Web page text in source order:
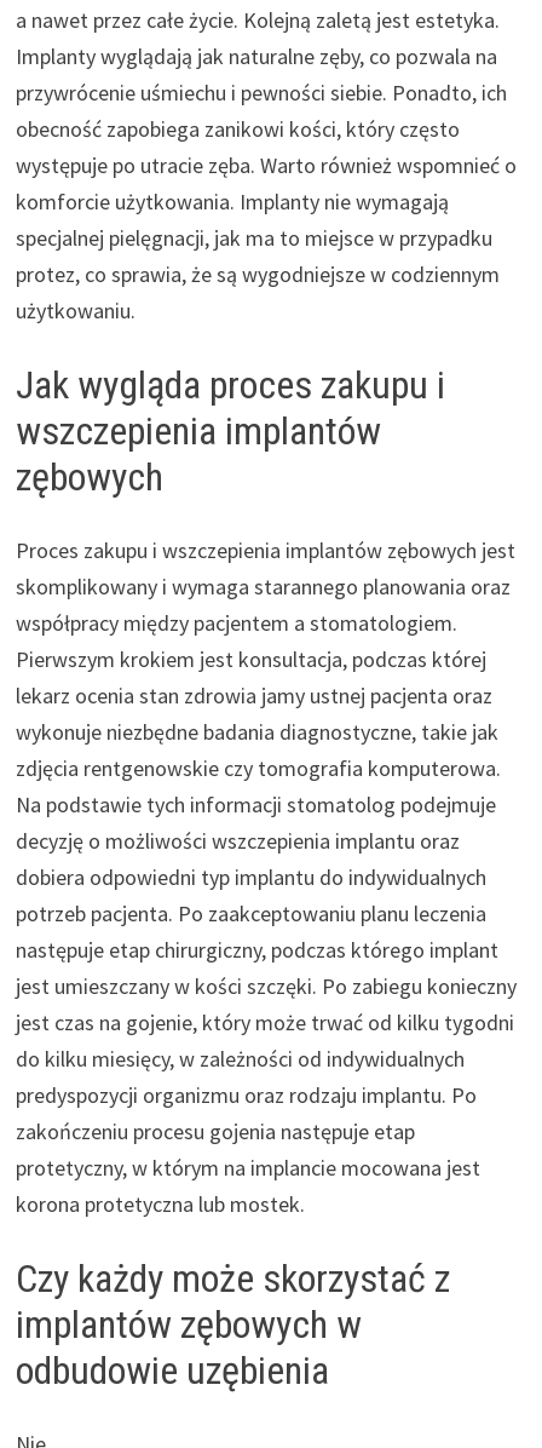
a nawet przez całe życie. Kolejną zaletą jest estetyka.
Implanty wyglądają jak naturalne zęby, co pozwala na
przywrócenie uśmiechu i pewności siebie. Ponadto, ich
obecność zapobiega zanikowi kości, który często
występuje po utracie zęba. Warto również wspomnieć o
komforcie użytkowania. Implanty nie wymagają
specjalnej pielęgnacji, jak ma to miejsce w przypadku
protez, co sprawia, że są wygodniejsze w codziennym
użytkowaniu.
Jak wygląda proces zakupu i
wszczepienia implantów
zębowych
Proces zakupu i wszczepienia implantów zębowych jest
skomplikowany i wymaga starannego planowania oraz
współpracy między pacjentem a stomatologiem.
Pierwszym krokiem jest konsultacja, podczas której
lekarz ocenia stan zdrowia jamy ustnej pacjenta oraz
wykonuje niezbędne badania diagnostyczne, takie jak
zdjęcia rentgenowskie czy tomografia komputerowa.
Na podstawie tych informacji stomatolog podejmuje
decyzję o możliwości wszczepienia implantu oraz
dobiera odpowiedni typ implantu do indywidualnych
potrzeb pacjenta. Po zaakceptowaniu planu leczenia
następuje etap chirurgiczny, podczas którego implant
jest umieszczany w kości szczęki. Po zabiegu konieczny
jest czas na gojenie, który może trwać od kilku tygodni
do kilku miesięcy, w zależności od indywidualnych
predyspozycji organizmu oraz rodzaju implantu. Po
zakończeniu procesu gojenia następuje etap
protetyczny, w którym na implancie mocowana jest
korona protetyczna lub mostek.
Czy każdy może skorzystać z
implantów zębowych w
odbudowie uzębienia